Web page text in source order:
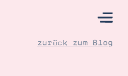
zurück zum Blog